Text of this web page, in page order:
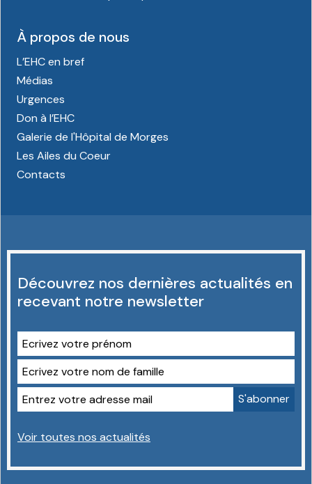
À propos de nous
L’EHC en bref
Médias
Urgences
Don à l’EHC
Galerie de l'Hôpital de Morges
Les Ailes du Coeur
Contacts
Découvrez nos dernières actualités en
recevant notre newsletter
Voir toutes nos actualités